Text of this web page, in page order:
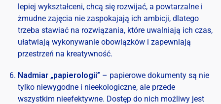
lepiej wykształceni, chcą się rozwijać, a powtarzalne i
żmudne zajęcia nie zaspokajają ich ambicji, dlatego
trzeba stawiać na rozwiązania, które uwalniają ich czas,
ułatwiają wykonywanie obowiązków i zapewniają
przestrzeń na kreatywność.
Nadmiar „papierologii” – papierowe dokumenty są nie
tylko niewygodne i nieekologiczne, ale przede
wszystkim nieefektywne. Dostęp do nich możliwy jest